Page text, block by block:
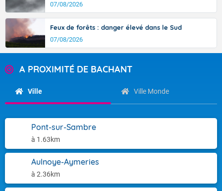
07/08/2026
Feux de forêts : danger élevé dans le Sud
07/08/2026
A PROXIMITÉ DE BACHANT
Ville Ville Monde
Pont-sur-Sambre
à 1.63km
Aulnoye-Aymeries
à 2.36km